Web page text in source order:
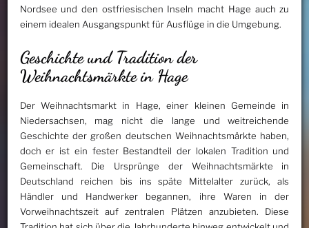
Nordsee und den ostfriesischen Inseln macht Hage auch zu
einem idealen Ausgangspunkt für Ausflüge in die Umgebung.
Geschichte und Tradition der
Weihnachtsmärkte in Hage
Der Weihnachtsmarkt in Hage, einer kleinen Gemeinde in
Niedersachsen, mag nicht die lange und weitreichende
Geschichte der großen deutschen Weihnachtsmärkte haben,
doch er ist ein fester Bestandteil der lokalen Tradition und
Gemeinschaft. Die Ursprünge der Weihnachtsmärkte in
Deutschland reichen bis ins späte Mittelalter zurück, als
Händler und Handwerker begannen, ihre Waren in der
Vorweihnachtszeit auf zentralen Plätzen anzubieten. Diese